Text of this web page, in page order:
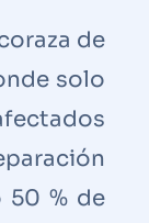
de
solo
50 % de